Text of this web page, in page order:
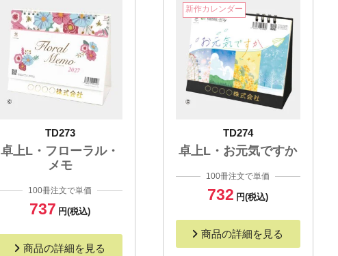
TD273
卓上L・フローラル・
メモ
100冊注文で単価
737 円(税込)
商品の詳細を見る
新作カレンダー
TD274
卓上L・お元気ですか
100冊注文で単価
732 円(税込)
商品の詳細を見る